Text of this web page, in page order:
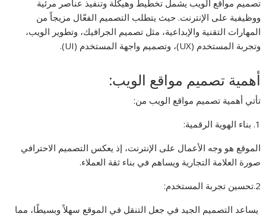
تصميم مواقع الويب يشمل تخطيط وهيكلة وتنفيذ عناصر مرئية
ووظيفية على الإنترنت. حيث يتطلب التصميم الفعّال مزيجاً من
المهارات التقنية والإبداعية، مثل تصميم الجرافيك، وتطوير الويب،
وتجربة المستخدم (UX)، وتصميم واجهة المستخدم (UI).
أهمية تصميم مواقع الويب:
تأتي أهمية تصميم مواقع الويب من:
1. بناء الهوية الرقمية:
الموقع هو وجه الأعمال على الإنترنت، إذ يعكس التصميم الاحترافي
صورة العلامة التجارية ويساهم في بناء ثقة العملاء.
2.تحسين تجربة المستخدم:
يساعد التصميم الجيد في جعل التنقل في الموقع سهلاً وبسيطًا، مما